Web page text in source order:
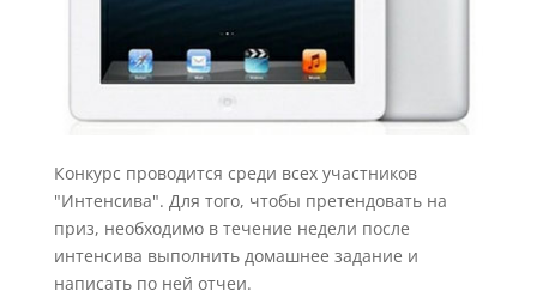
Конкурс проводится среди всех участников
"Интенсива". Для того, чтобы претендовать на
приз, необходимо в течение недели после
интенсива выполнить домашнее задание и
написать по ней отчеи.